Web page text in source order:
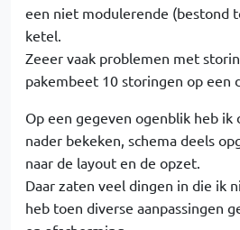
een niet modulerende (bestond
ketel.
Zeeer vaak problemen met
pakembeet 10 storingen op een
Op een gegeven ogenblik heb ik
nader bekeken, schema deels
naar de layout en de opzet.
Daar zaten veel dingen in die ik
heb toen diverse aanpassingen